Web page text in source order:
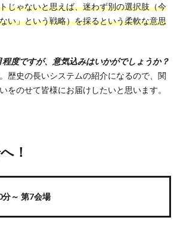
じゃないと思えば、迷わず別の選択肢（今
い」という戦略）を採るという柔軟な意思
度ですが、意気込みはいかがでしょうか？
歴史の長いシステムの紹介になるので、関
をのせて皆様にお届けしたいと思います。
！
～ 第7会場